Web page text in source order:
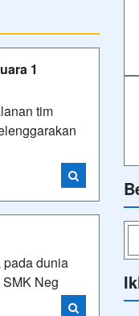
1
tim
pada dunia
Neg